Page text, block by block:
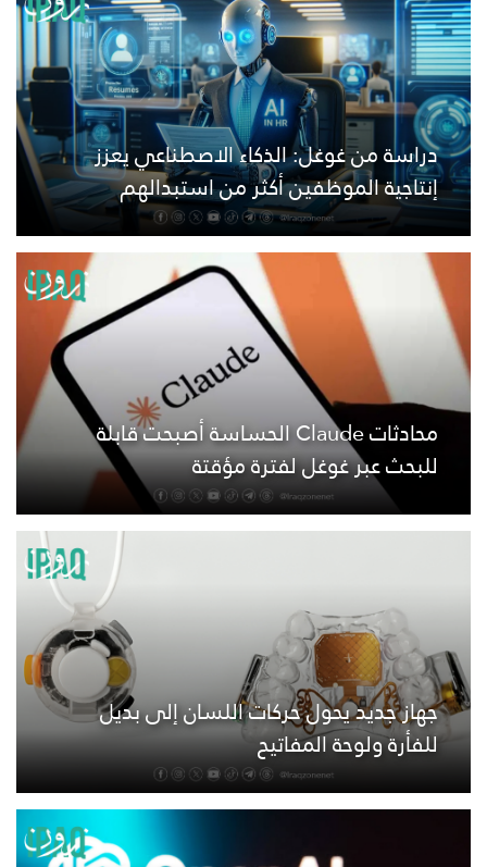
دراسة من غوغل: الذكاء الاصطناعي يعزز
إنتاجية الموظفين أكثر من استبدالهم
محادثات Claude الحساسة أصبحت قابلة
للبحث عبر غوغل لفترة مؤقتة
جهاز جديد يحول حركات اللسان إلى بديل
للفأرة ولوحة المفاتيح